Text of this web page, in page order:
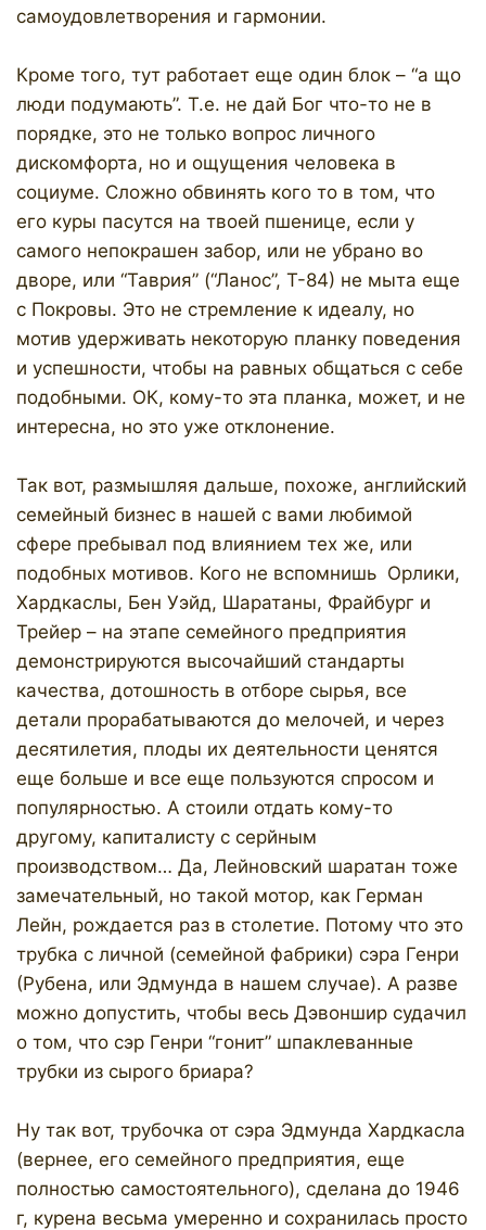
самоудовлетворения и гармонии.
Кроме того, тут работает еще один блок – “а що
люди подумають”. Т.е. не дай Бог что-то не в
порядке, это не только вопрос личного
дискомфорта, но и ощущения человека в
социуме. Сложно обвинять кого то в том, что
его куры пасутся на твоей пшенице, если у
самого непокрашен забор, или не убрано во
дворе, или “Таврия” (“Ланос”, Т-84) не мыта еще
с Покровы. Это не стремление к идеалу, но
мотив удерживать некоторую планку поведения
и успешности, чтобы на равных общаться с себе
подобными. ОК, кому-то эта планка, может, и не
интересна, но это уже отклонение.
Так вот, размышляя дальше, похоже, английский
семейный бизнес в нашей с вами любимой
сфере пребывал под влиянием тех же, или
подобных мотивов. Кого не вспомнишь Орлики,
Хардкаслы, Бен Уэйд, Шаратаны, Фрайбург и
Трейер – на этапе семейного предприятия
демонстрируются высочайший стандарты
качества, дотошность в отборе сырья, все
детали прорабатываются до мелочей, и через
десятилетия, плоды их деятельности ценятся
еще больше и все еще пользуются спросом и
популярностью. А стоили отдать кому-то
другому, капиталисту с серйным
производством… Да, Лейновский шаратан тоже
замечательный, но такой мотор, как Герман
Лейн, рождается раз в столетие. Потому что это
трубка с личной (семейной фабрики) сэра Генри
(Рубена, или Эдмунда в нашем случае). А разве
можно допустить, чтобы весь Дэвоншир судачил
о том, что сэр Генри “гонит” шпаклеванные
трубки из сырого бриара?
Ну так вот, трубочка от сэра Эдмунда Хардкасла
(вернее, его семейного предприятия, еще
полностью самостоятельного), сделана до 1946
г, курена весьма умеренно и сохранилась просто